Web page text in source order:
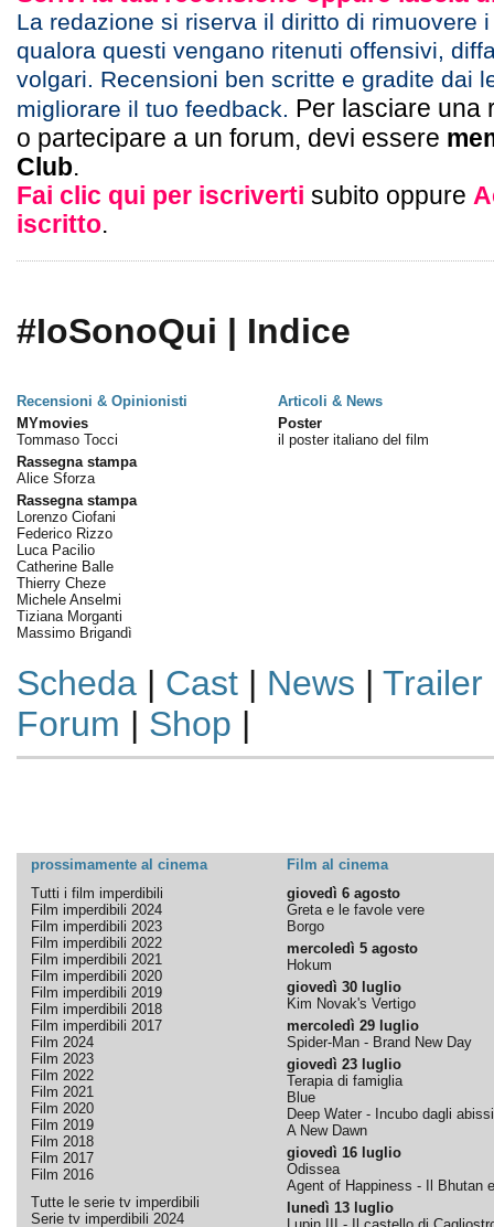
La redazione si riserva il diritto di rimuovere
qualora questi vengano ritenuti offensivi,
volgari. Recensioni ben scritte e gradite dai
migliorare il tuo feedback. Per lasciare una
o partecipare a un forum, devi essere
Club.
Fai clic qui per iscriverti subito oppure
iscritto.
#IoSonoQui | Indice
Recensioni & Opinionisti
Articoli & News
MYmovies
Tommaso Tocci
Rassegna stampa
Alice Sforza
Rassegna stampa
Lorenzo Ciofani
Federico Rizzo
Luca Pacilio
Catherine Balle
Thierry Cheze
Michele Anselmi
Tiziana Morganti
Massimo Brigandì
Poster
il poster italiano del film
Scheda| Cast| News | Trailer
Forum | Shop |
prossimamente al cinema
Film al cinema
Tutti i film imperdibili
Film imperdibili 2024
Film imperdibili 2023
Film imperdibili 2022
Film imperdibili 2021
Film imperdibili 2020
Film imperdibili 2019
Film imperdibili 2018
Film imperdibili 2017
Film 2024
Film 2023
Film 2022
Film 2021
Film 2020
Film 2019
Film 2018
Film 2017
Film 2016
Tutte le serie tv imperdibili
Serie tv imperdibili 2024
giovedì 6 agosto
Greta e le favole vere
Borgo
mercoledì 5 agosto
Hokum
giovedì 30 luglio
Kim Novak's Vertigo
mercoledì 29 luglio
Spider-Man - Brand New Day
giovedì 23 luglio
Terapia di famiglia
Blue
Deep Water - Incubo dagli abissi
A New Dawn
giovedì 16 luglio
Odissea
Agent of Happiness - Il Bhutan
lunedì 13 luglio